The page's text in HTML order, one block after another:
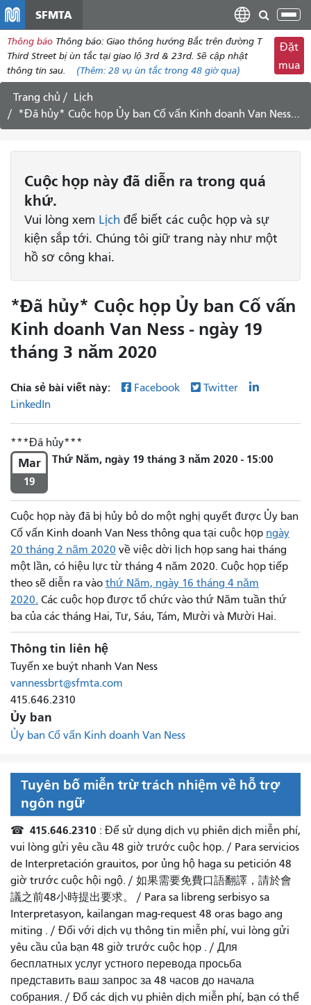
dung
SFMTA
đổi
Thông báo Thông báo: Giao thông hướng Bắc trên đường T
Third Street bị ùn tắc tại giao lộ 3rd & 23rd. Sẽ cập nhật
thông tin sau.
(Thêm: 28 vụ ùn tắc trong 48 giờ qua)
Đặt
mua
Trang chủ
Lịch
*Đã hủy* Cuộc họp Ủy ban Cố vấn Kinh doanh Van Ness - ngày 19 tháng 3 năm 2020
Cuộc họp này đã diễn ra trong quá
khứ.
Vui lòng xem Lịch để biết các cuộc họp và sự
kiện sắp tới. Chúng tôi giữ trang này như một
hồ sơ công khai.
*Đã hủy* Cuộc họp Ủy ban Cố vấn
Kinh doanh Van Ness - ngày 19
tháng 3 năm 2020
Chia sẻ bài viết này: Facebook
Twitter
LinkedIn
Đã hủy
Mar
19
Thứ Năm, ngày 19 tháng 3 năm 2020 - 15:00
Cuộc họp này đã bị hủy bỏ do một nghị quyết được Ủy ban
Cố vấn Kinh doanh Van Ness thông qua tại cuộc họp ngày
20 tháng 2 năm 2020 về việc dời lịch họp sang hai tháng
một lần, có hiệu lực từ tháng 4 năm 2020. Cuộc họp tiếp
theo sẽ diễn ra vào thứ Năm, ngày 16 tháng 4 năm
2020. Các cuộc họp được tổ chức vào thứ Năm tuần thứ
ba của các tháng Hai, Tư, Sáu, Tám, Mười và Mười Hai.
Thông tin liên hệ
Tuyến xe buýt nhanh Van Ness
vannessbrt@sfmta.com
415.646.2310
Ủy ban
Ủy ban Cố vấn Kinh doanh Van Ness
Tuyên bố miễn trừ trách nhiệm về hỗ trợ
ngôn ngữ
☎ 415.646.2310 : Để sử dụng dịch vụ phiên dịch miễn phí,
vui lòng gửi yêu cầu 48 giờ trước cuộc họp. / Para servicios
de Interpretación grauitos, por ủng hộ haga su petición 48
giờ trước cuộc hội ngộ. / 如果需要免費口語翻譯，請於會
議之前48小時提出要求。 / Para sa libreng serbisyo sa
Interpretasyon, kailangan mag-request 48 oras bago ang
miting . / Đối với dịch vụ thông tin miễn phí, vui lòng gửi
yêu cầu của bạn 48 giờ trước cuộc họp . / Для
бесплатных услуг устного перевода просьба
представить ваш запрос за 48 часов до начала
собрания. / Đổ các dịch vụ phiên dịch miễn phí, bạn có thể